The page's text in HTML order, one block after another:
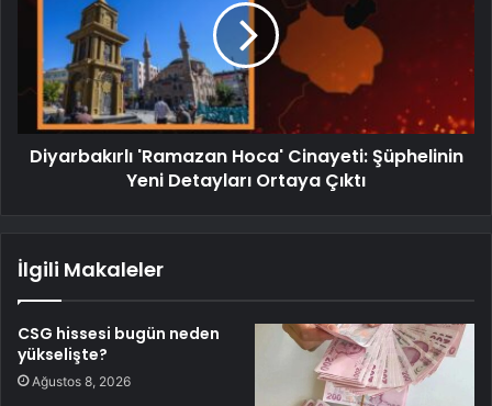
Diyarbakırlı 'Ramazan Hoca' Cinayeti: Şüphelinin
Yeni Detayları Ortaya Çıktı
İlgili Makaleler
CSG hissesi bugün neden
yükselişte?
Ağustos 8, 2026